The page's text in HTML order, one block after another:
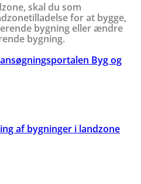
skal du som
for at bygge,
bygning eller ændre
bygning.
Byg og
af bygninger i landzone